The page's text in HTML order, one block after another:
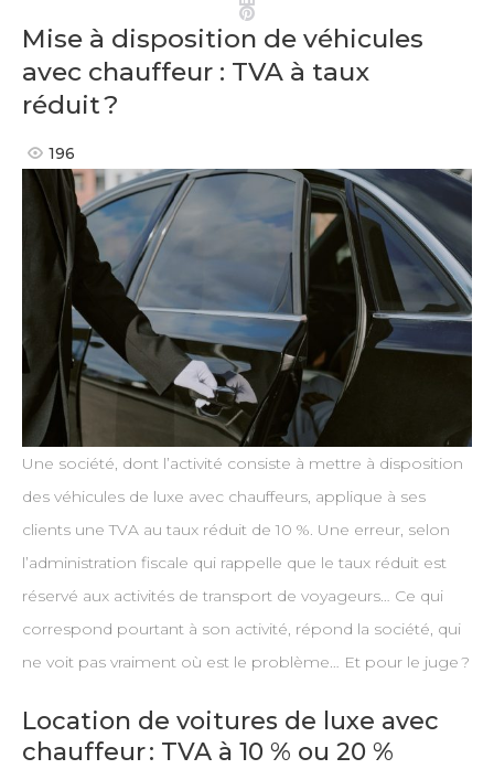
Pinterest
Mise à disposition de véhicules
avec chauffeur : TVA à taux
réduit ?
196
Une société, dont l’activité consiste à mettre à disposition
des véhicules de luxe avec chauffeurs, applique à ses
clients une TVA au taux réduit de 10 %. Une erreur, selon
l’administration fiscale qui rappelle que le taux réduit est
réservé aux activités de transport de voyageurs… Ce qui
correspond pourtant à son activité, répond la société, qui
ne voit pas vraiment où est le problème… Et pour le juge ?
Location de voitures de luxe avec
chauffeur : TVA à 10 % ou 20 %